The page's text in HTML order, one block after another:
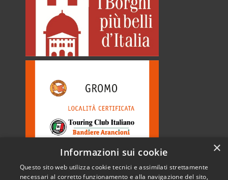
×
Informazioni sui cookie
Questo sito web utilizza cookie tecnici e assimilati strettamente
necessari al corretto funzionamento e alla navigazione del sito,